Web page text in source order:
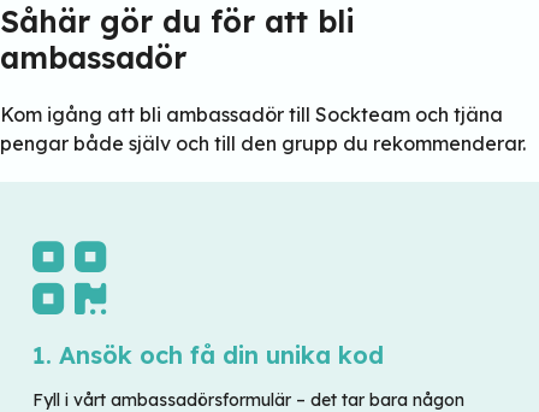
Såhär gör du för att bli
ambassadör
Kom igång att bli ambassadör till Sockteam och tjäna
pengar både själv och till den grupp du rekommenderar.
1. Ansök och få din unika kod
Fyll i vårt ambassadörsformulär – det tar bara någon